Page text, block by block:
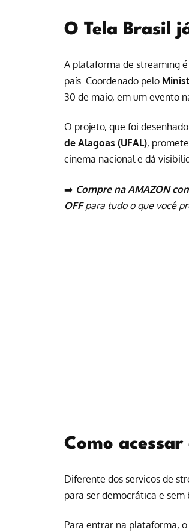
O Tela Brasil
A plataforma de streaming
país. Coordenado pelo
30 de maio, em um evento
O projeto, que foi
de Alagoas (UFAL),
cinema nacional e dá
➡️ Compre na AMAZON
OFFpara tudo o que você
Como
Diferente dos serviços de
para ser democrática e
Para entrar na plataforma,